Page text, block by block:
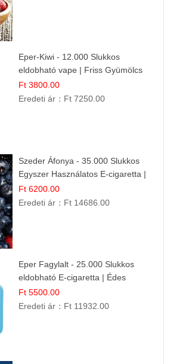
Eper-Kiwi - 12.000 Slukkos
eldobható vape | Friss Gyümölcs
Kombináció
Ft 3800.00
Eredeti ár： Ft 7250.00
Szeder Áfonya - 35.000 Slukkos
Egyszer Használatos E-cigaretta |
Prémium Ízélmény
Ft 6200.00
Eredeti ár： Ft 14686.00
Eper Fagylalt - 25.000 Slukkos
eldobható E-cigaretta | Édes
Desszert Íz
Ft 5500.00
Eredeti ár： Ft 11932.00